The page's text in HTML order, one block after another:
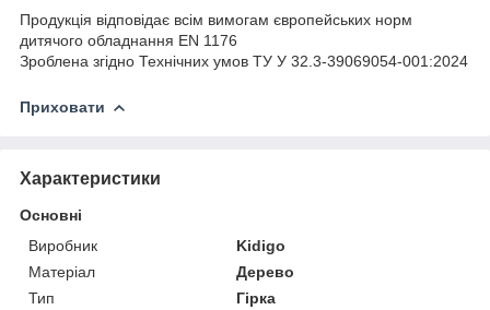
Продукція відповідає всім вимогам європейських норм
дитячого обладнання EN 1176
Зроблена згідно Технічних умов ТУ У 32.3-39069054-001:2024
Приховати
Характеристики
Основні
Виробник
Kidigo
Матеріал
Дерево
Тип
Гірка